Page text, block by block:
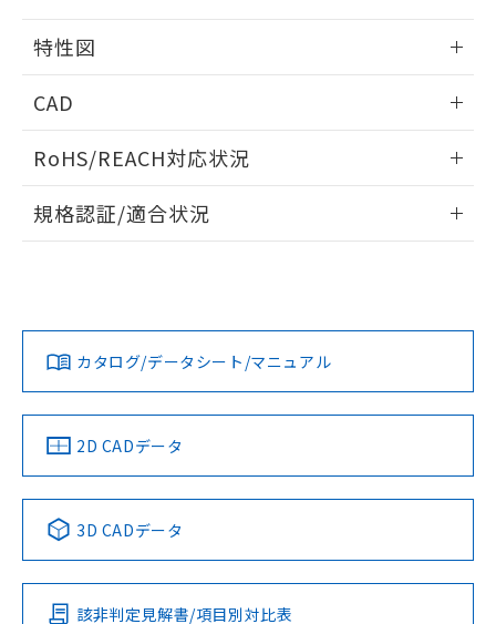
特性図
開閉容量
CAD
ドすることができます。
ログイン/会員登録
ダウンロードデータをご利用いただく前に、以下を必ずお読
みください。
ソフトウェアの使用条件
RoHS/REACH対応状況
EU RoHS 注意事項・凡例
対応済み
中国 RoHS 注意事項・凡例
Pb Hg Cd Cr(VI)
O
規格認証/適合状況
LR型式承認
（イギリス
船舶規格）
DNV型式承認
（ノルウェー
BV型式承認
（フランス
KR型式
（韓国
No No No No
この製品の規格認証/適合状況ページへ
その他の認証はこちらのページからご検索ください
カタログ/データシート/マニュアル
2D CADデータ
3D CADデータ
該非判定見解書/項目別対比表
用者の範囲」に記載されている法人を
ものではありません。
また、RoHS指令のフタル酸エステル類４
荷製品に未対応品が混在することから備考
欄に対応日を記載しておりました。
既に当社にて対応品への在庫切替を完了
り、2022年1月12日より割愛しておりま
す。